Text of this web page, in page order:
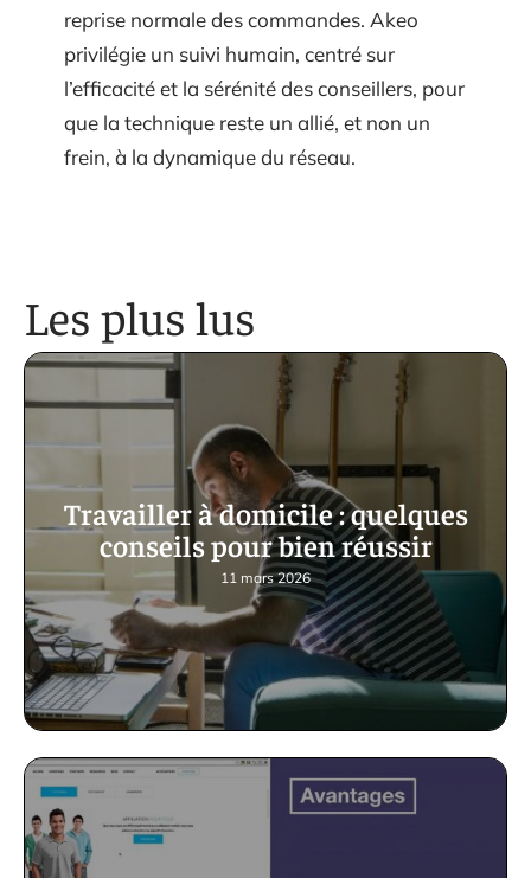
reprise normale des commandes. Akeo
privilégie un suivi humain, centré sur
l’efficacité et la sérénité des conseillers, pour
que la technique reste un allié, et non un
frein, à la dynamique du réseau.
Les plus lus
Travailler à domicile : quelques
conseils pour bien réussir
11 mars 2026